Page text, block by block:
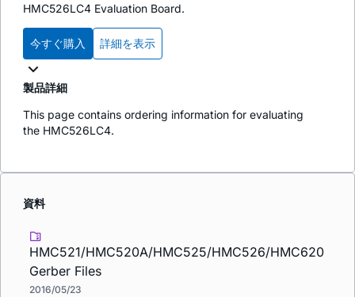
HMC526LC4 Evaluation Board.
今すぐ購入 詳細を表示
製品詳細
This page contains ordering information for evaluating
the HMC526LC4.
資料
HMC521/HMC520A/HMC525/HMC526/HMC620
Gerber Files
2016/05/23